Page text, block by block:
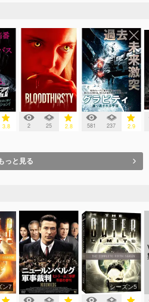
3.8 2 25 2.8 581 237 2.9
っと見る
ン7 シーズン5